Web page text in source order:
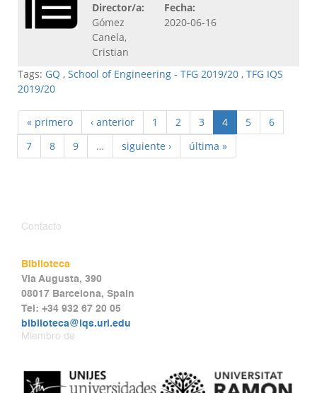
Director/a:
Gómez
Canela,
Cristian
Fecha:
2020-06-16
Tags: GQ , School of Engineering - TFG 2019/20 , TFG IQS
2019/20
« primero ‹ anterior 1 2 3 4 5
6
7
8 9 … siguiente › última »
Contacto
Biblioteca
Via Augusta, 390
08017 Barcelona, Spain
Tel: +34 932 67 20 05
biblioteca@iqs.url.edu
Miembro de